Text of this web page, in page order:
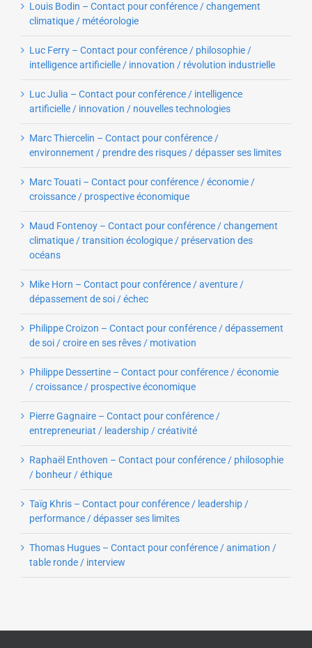
Louis Bodin – Contact pour conférence / changement
climatique / météorologie
Luc Ferry – Contact pour conférence / philosophie /
intelligence artificielle / innovation / révolution industrielle
Luc Julia – Contact pour conférence / intelligence
artificielle / innovation / nouvelles technologies
Marc Thiercelin – Contact pour conférence /
environnement / prendre des risques / dépasser ses limites
Marc Touati – Contact pour conférence / économie /
croissance / prospective économique
Maud Fontenoy – Contact pour conférence / changement
climatique / transition écologique / préservation des
océans
Mike Horn – Contact pour conférence / aventure /
dépassement de soi / échec
Philippe Croizon – Contact pour conférence / dépassement
de soi / croire en ses rêves / motivation
Philippe Dessertine – Contact pour conférence / économie
/ croissance / prospective économique
Pierre Gagnaire – Contact pour conférence /
entrepreneuriat / leadership / créativité
Raphaël Enthoven – Contact pour conférence / philosophie
/ bonheur / éthique
Taïg Khris – Contact pour conférence / leadership /
performance / dépasser ses limites
Thomas Hugues – Contact pour conférence / animation /
table ronde / interview